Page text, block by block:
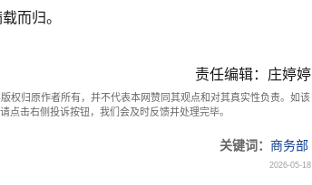
而归。
责任编辑：庄婷婷
权归原作者所有，并不代表本网赞同其观点和对其真实性负责。如该
点击右侧投诉按钮，我们会及时反馈并处理完毕。
关键词： 商务部
2026-05-18